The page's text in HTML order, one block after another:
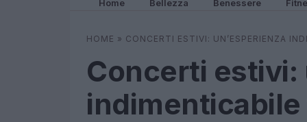
Home Bellezza Benessere
HOME » CONCERTI ESTIVI: UN’ESPERIENZA
Concerti estivi:
indimenticabile